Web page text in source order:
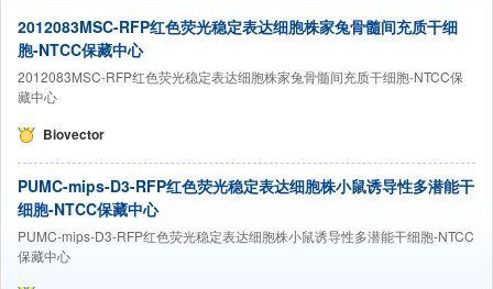
2012083MSC-RFP红色荧光稳定表达细胞株家兔骨髓间充质干细
胞-NTCC保藏中心
2012083MSC-RFP红色荧光稳定表达细胞株家兔骨髓间充质干细胞-NTCC保
藏中心
Biovector
PUMC-mips-D3-RFP红色荧光稳定表达细胞株小鼠诱导性多潜能干
细胞-NTCC保藏中心
PUMC-mips-D3-RFP红色荧光稳定表达细胞株小鼠诱导性多潜能干细胞-NTCC
保藏中心